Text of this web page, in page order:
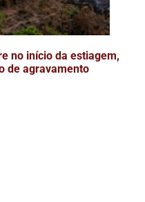
no início da estiagem,
de agravamento